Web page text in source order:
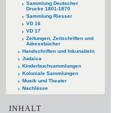
Sammlung Deutscher
Drucke 1801-1870
Sammlung Riesser
VD 16
VD 17
Zeitungen, Zeitschriften und
Adressbücher
Handschriften und Inkunabeln
Judaica
Kinderbuchsammlungen
Koloniale Sammlungen
Musik und Theater
Nachlässe
INHALT